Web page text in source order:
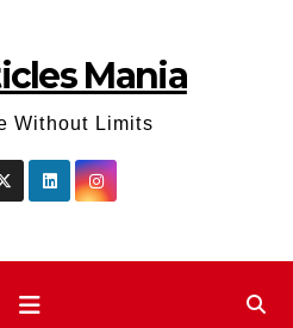
Mania
Without Limits